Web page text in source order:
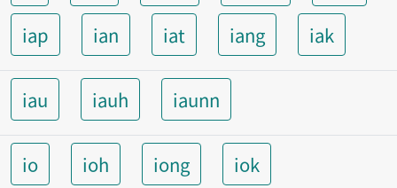
iap
ian iat iang iak
iau iauh iaunn
io ioh iong iok